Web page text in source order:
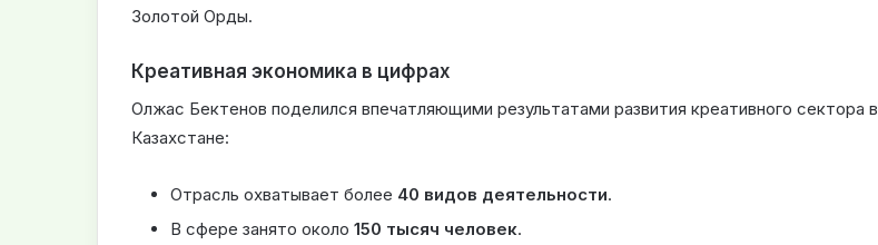
Золотой Орды.
Креативная экономика в цифрах
Олжас Бектенов поделился впечатляющими результатами развития креативного сектора в
Казахстане:
Отрасль охватывает более 40 видов деятельности.
В сфере занято около 150 тысяч человек.